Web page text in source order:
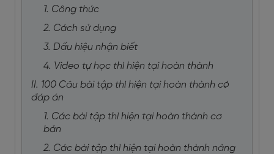
1. Công thức
2. Cách sử dụng
3. Dấu hiệu nhận biết
4. Video tự học thì hiện tại hoàn thành
II. 100 Câu bài tập thì hiện tại hoàn thành có
đáp án
1. Các bài tập thì hiện tại hoàn thành cơ
bản
2. Các bài tập thì hiện tại hoàn thành nâng